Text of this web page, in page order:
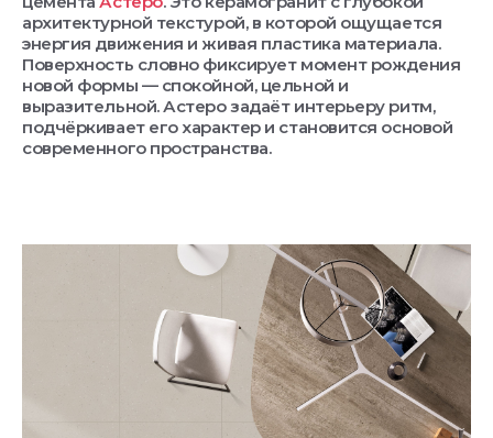
архитектурной текстурой, в которой ощущается
энергия движения и живая пластика материала.
Поверхность словно фиксирует момент рождения
новой формы — спокойной, цельной и
выразительной. Астеро задаёт интерьеру ритм,
подчёркивает его характер и становится основой
современного пространства.